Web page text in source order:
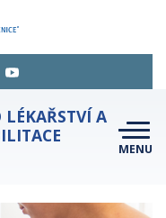
A
MENU